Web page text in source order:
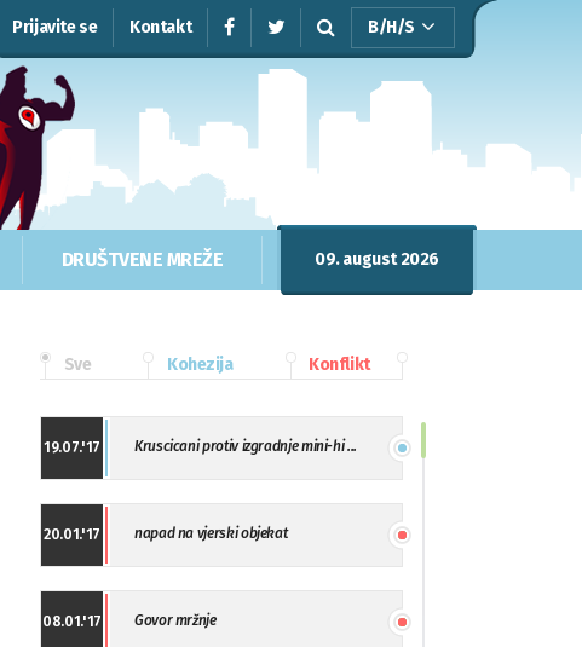
Prijavite se Kontakt B/H/S
DRUŠTVENE MREŽE 09. august 2026
Sve Kohezija Konflikt
19.07.'17 Kruscicani protiv izgradnje mini-hi ...
20.01.'17 napad na vjerski objekat
08.01.'17 Govor mržnje